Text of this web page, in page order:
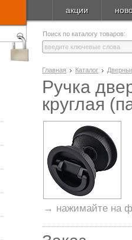
акции
Поиск по каталогу товаров:
Главная Каталог
Ручка
круглая
→ нажимайте на